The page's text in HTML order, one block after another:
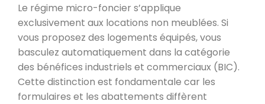
Le régime micro-foncier s’applique
exclusivement aux locations non meublées. Si
vous proposez des logements équipés, vous
basculez automatiquement dans la catégorie
des bénéfices industriels et commerciaux (BIC).
Cette distinction est fondamentale car les
formulaires et les abattements diffèrent